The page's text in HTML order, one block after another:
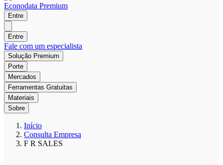
Econodata Premium
Entre
Entre
Fale com um especialista
Solução Premium
Porte
Mercados
Ferramentas Gratuitas
Materiais
Sobre
Início
Consulta Empresa
F R SALES